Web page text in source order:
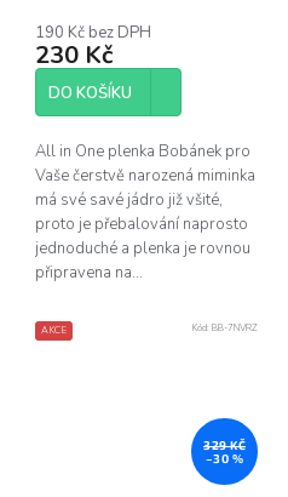
190 Kč bez DPH
230 Kč
DO KOŠÍKU
All in One plenka Bobánek pro
Vaše čerstvě narozená miminka
má své savé jádro již všité,
proto je přebalování naprosto
jednoduché a plenka je rovnou
připravena na...
AKCE
329 KČ
–30 %
Kód: BB-7NVRZ